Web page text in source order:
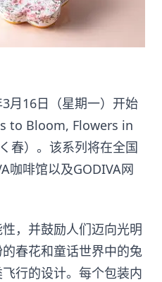
月16日（星期一）开始
to Bloom, Flowers in
春）。该系列将在全国
咖啡馆以及GODIVA网
，并鼓励人们迈向光明
春花和童话世界中的兔
行的设计。每个包装内